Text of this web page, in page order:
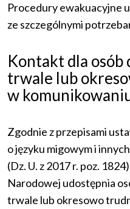
Procedury ewakuacyjne
ze szczególnymi
Kontakt dla osób
trwale lub
w
Zgodnie z przepisami
o języku migowym i
(Dz. U. z 2017 r. poz.
Narodowej udostępnia
trwale lub okresowo